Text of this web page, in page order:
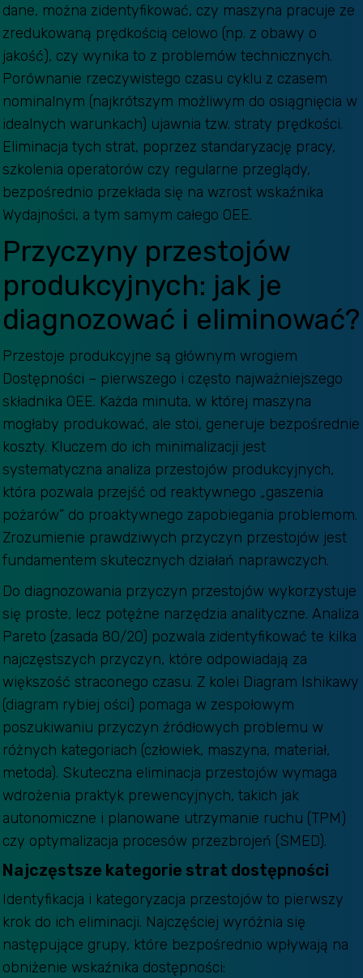
dane, można zidentyfikować, czy maszyna pracuje ze
zredukowaną prędkością celowo (np. z obawy o
jakość), czy wynika to z problemów technicznych.
Porównanie rzeczywistego czasu cyklu z czasem
nominalnym (najkrótszym możliwym do osiągnięcia w
idealnych warunkach) ujawnia tzw. straty prędkości.
Eliminacja tych strat, poprzez standaryzację pracy,
szkolenia operatorów czy regularne przeglądy,
bezpośrednio przekłada się na wzrost wskaźnika
Wydajności, a tym samym całego OEE.
Przyczyny przestojów
produkcyjnych: jak je
diagnozować i eliminować?
Przestoje produkcyjne są głównym wrogiem
Dostępności – pierwszego i często najważniejszego
składnika OEE. Każda minuta, w której maszyna
mogłaby produkować, ale stoi, generuje bezpośrednie
koszty. Kluczem do ich minimalizacji jest
systematyczna analiza przestojów produkcyjnych,
która pozwala przejść od reaktywnego „gaszenia
pożarów” do proaktywnego zapobiegania problemom.
Zrozumienie prawdziwych przyczyn przestojów jest
fundamentem skutecznych działań naprawczych.
Do diagnozowania przyczyn przestojów wykorzystuje
się proste, lecz potężne narzędzia analityczne. Analiza
Pareto (zasada 80/20) pozwala zidentyfikować te kilka
najczęstszych przyczyn, które odpowiadają za
większość straconego czasu. Z kolei Diagram Ishikawy
(diagram rybiej ości) pomaga w zespołowym
poszukiwaniu przyczyn źródłowych problemu w
różnych kategoriach (człowiek, maszyna, materiał,
metoda). Skuteczna eliminacja przestojów wymaga
wdrożenia praktyk prewencyjnych, takich jak
autonomiczne i planowane utrzymanie ruchu (TPM)
czy optymalizacja procesów przezbrojeń (SMED).
Najczęstsze kategorie strat dostępności
Identyfikacja i kategoryzacja przestojów to pierwszy
krok do ich eliminacji. Najczęściej wyróżnia się
następujące grupy, które bezpośrednio wpływają na
obniżenie wskaźnika dostępności: